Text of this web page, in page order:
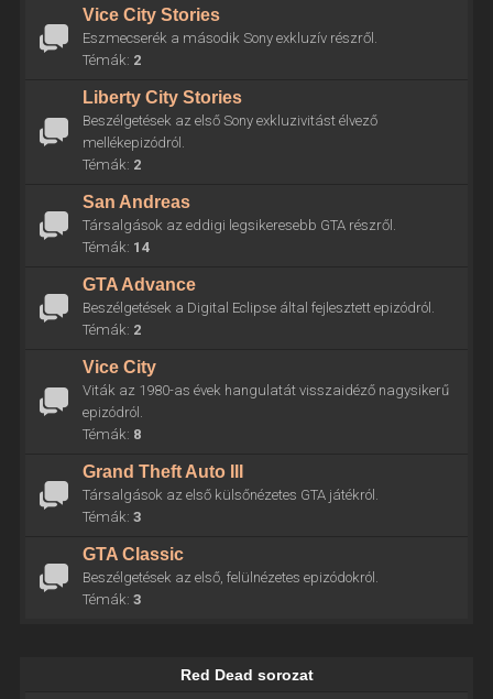
Vice City Stories
Eszmecserék a második Sony exkluzív részről.
Témák: 2
Liberty City Stories
Beszélgetések az első Sony exkluzivitást élvező
mellékepizódról.
Témák: 2
San Andreas
Társalgások az eddigi legsikeresebb GTA részről.
Témák: 14
GTA Advance
Beszélgetések a Digital Eclipse által fejlesztett epizódról.
Témák: 2
Vice City
Viták az 1980-as évek hangulatát visszaidéző nagysikerű
epizódról.
Témák: 8
Grand Theft Auto III
Társalgások az első külsőnézetes GTA játékról.
Témák: 3
GTA Classic
Beszélgetések az első, felülnézetes epizódokról.
Témák: 3
Red Dead sorozat